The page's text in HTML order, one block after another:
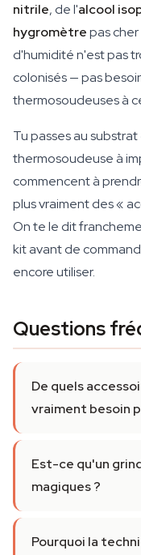
nitrile, de l'alcool
hygromètrepas
d'humidité n'est pas
colonisés — pas
thermosoudeuses à
Tu passes au
thermosoudeuse à
commencent à
plus vraiment des «
On te le dit
kit avant de
encore utiliser.
Questions
De quels
vraiment besoin
Est-ce qu'un
magiques ?
Pourquoi la